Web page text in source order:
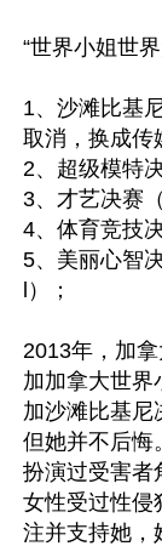
“世界小姐世
1、沙滩比基
取消，换成传
2、超级模特
3、才艺决赛
4、体育竞技
5、美丽心智
l）；
2013年，加
加加拿大世界
加沙滩比基尼
但她并不后悔
扮演过受害者
女性受过性侵
注并支持她，